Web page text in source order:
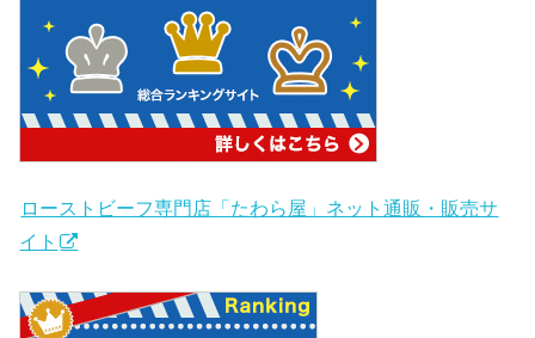
ローストビーフ専門店「たわら屋」ネット通販・販売サ
イト